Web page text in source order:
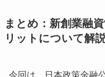
まとめ：新創業融
リットについて解説
今回は、日本政策金融